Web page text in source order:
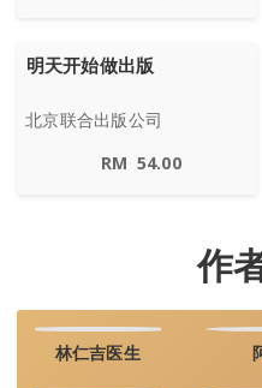
明天开始做出版
北京联合出版公司
RM 54.00
作
林仁吉医生